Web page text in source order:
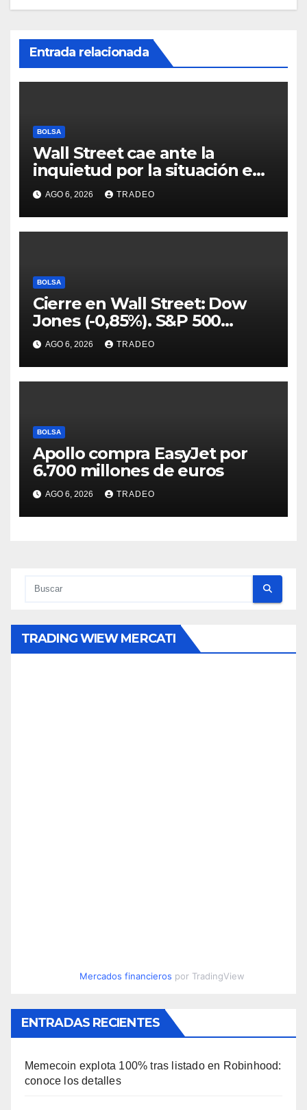
Entrada relacionada
BOLSA
Wall Street cae ante la
inquietud por la situación en
Ormuz
AGO 6, 2026 TRADEO
BOLSA
Cierre en Wall Street: Dow
Jones (-0,85%). S&P 500
(-0,18%) y Nasdaq (-0,06%)
AGO 6, 2026 TRADEO
BOLSA
Apollo compra EasyJet por
6.700 millones de euros
AGO 6, 2026 TRADEO
TRADING WIEW MERCATI
Mercados financieros por TradingView
ENTRADAS RECIENTES
Memecoin explota 100% tras listado en Robinhood:
conoce los detalles